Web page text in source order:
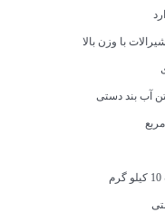
با وزن بالا
آب بند دستی